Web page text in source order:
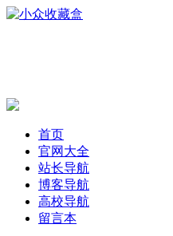
首页
官网大全
站长导航
博客导航
高校导航
留言本